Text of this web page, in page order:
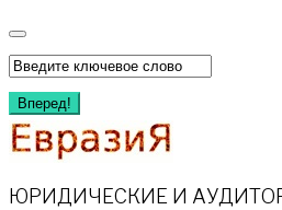
Перейти
к
содержимому
Искать:
Вперед!
ЮРИДИЧЕСКИЕ И